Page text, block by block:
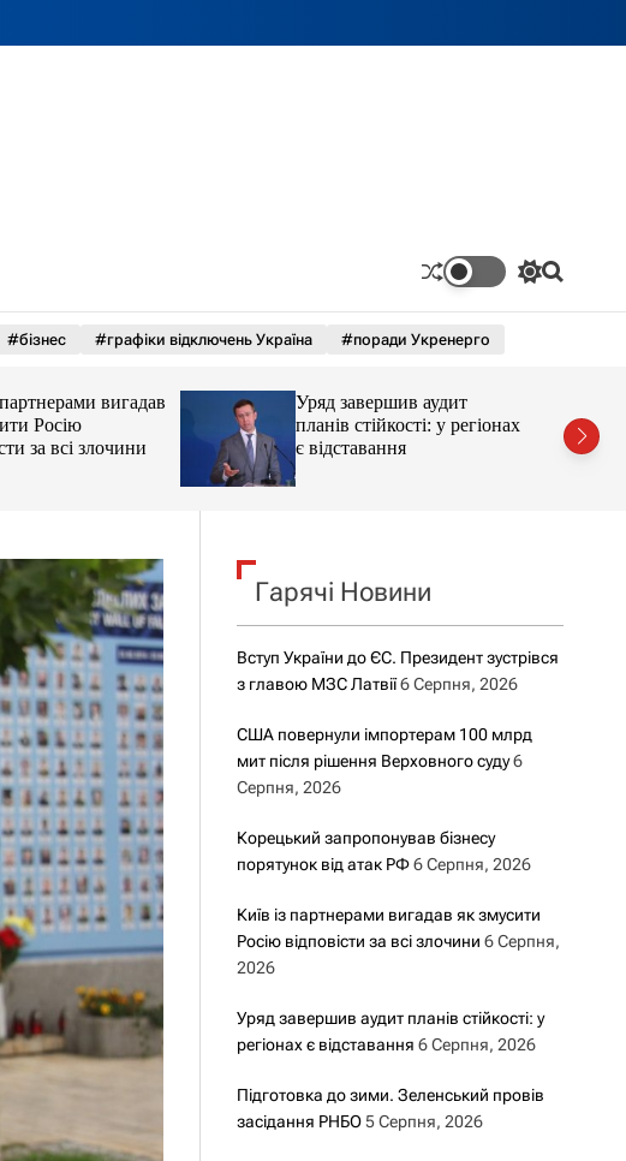
П
а
о
о
р
ж
м
П
#бізнес #графіки відключень Україна #поради Укренерго
вигадав
Росію
за всі злочини
Уряд завершив аудит
планів стійкості: у регіонах
є відставання
Гарячі Новини
Вступ України до ЄС. Президент зустрівся
з главою МЗС Латвії 6 Серпня, 2026
США повернули імпортерам 100 млрд
мит після рішення Верховного суду 6
Серпня, 2026
Корецький запропонував бізнесу
порятунок від атак РФ 6 Серпня, 2026
Київ із партнерами вигадав як змусити
Росію відповісти за всі злочини 6 Серпня,
2026
Уряд завершив аудит планів стійкості: у
регіонах є відставання 6 Серпня, 2026
Підготовка до зими. Зеленський провів
засідання РНБО 5 Серпня, 2026